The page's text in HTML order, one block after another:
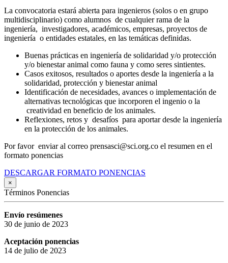
La convocatoria estará abierta para ingenieros (solos o en grupo
multidisciplinario) como alumnos de cualquier rama de la
ingeniería, investigadores, académicos, empresas, proyectos de
ingeniería o entidades estatales, en las temáticas definidas.
Buenas prácticas en ingeniería de solidaridad y/o protección
y/o bienestar animal como fauna y como seres sintientes.
Casos exitosos, resultados o aportes desde la ingeniería a la
solidaridad, protección y bienestar animal
Identificación de necesidades, avances o implementación de
alternativas tecnológicas que incorporen el ingenio o la
creatividad en beneficio de los animales.
Reflexiones, retos y desafíos para aportar desde la ingeniería
en la protección de los animales.
Por favor enviar al correo prensasci@sci.org.co el resumen en el
formato ponencias
DESCARGAR FORMATO PONENCIAS
×
Términos Ponencias
Envío resúmenes
30 de junio de 2023
Aceptación ponencias
14 de julio de 2023